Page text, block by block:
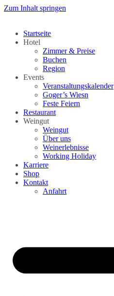
Zum Inhalt springen
Startseite
Hotel
Zimmer & Preise
Buchen
Region
Events
Veranstaltungskalender
Goger’s Wiesn
Feste Feiern
Restaurant
Weingut
Weingut
Über uns
Weinerlebnisse
Working Holiday
Karriere
Shop
Kontakt
Anfahrt